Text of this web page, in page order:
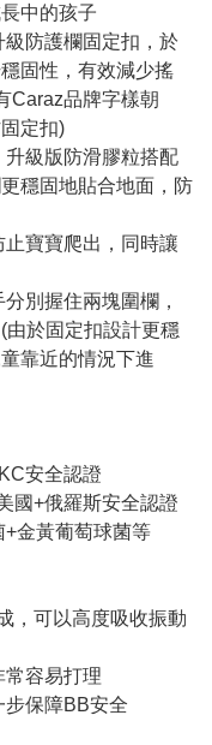
中的孩子
防護欄固定扣，於
固性，有效減少搖
Caraz品牌字樣朝
定扣)
級版防滑膠粒搭配
穩固地貼合地面，防
寶寶爬出，同時讓
別握住兩塊圍欄，
由於固定扣設計更穩
靠近的情況下進
安全認證
國+俄羅斯安全認證
金黃葡萄球菌等
，可以高度吸收振動
容易打理
保障BB安全